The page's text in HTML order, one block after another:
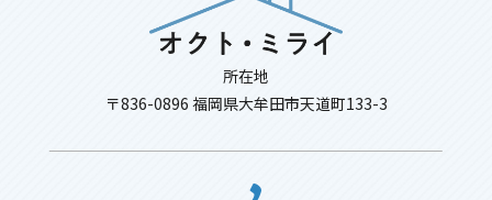
所在地
〒836-0896 福岡県大牟田市天道町133-3